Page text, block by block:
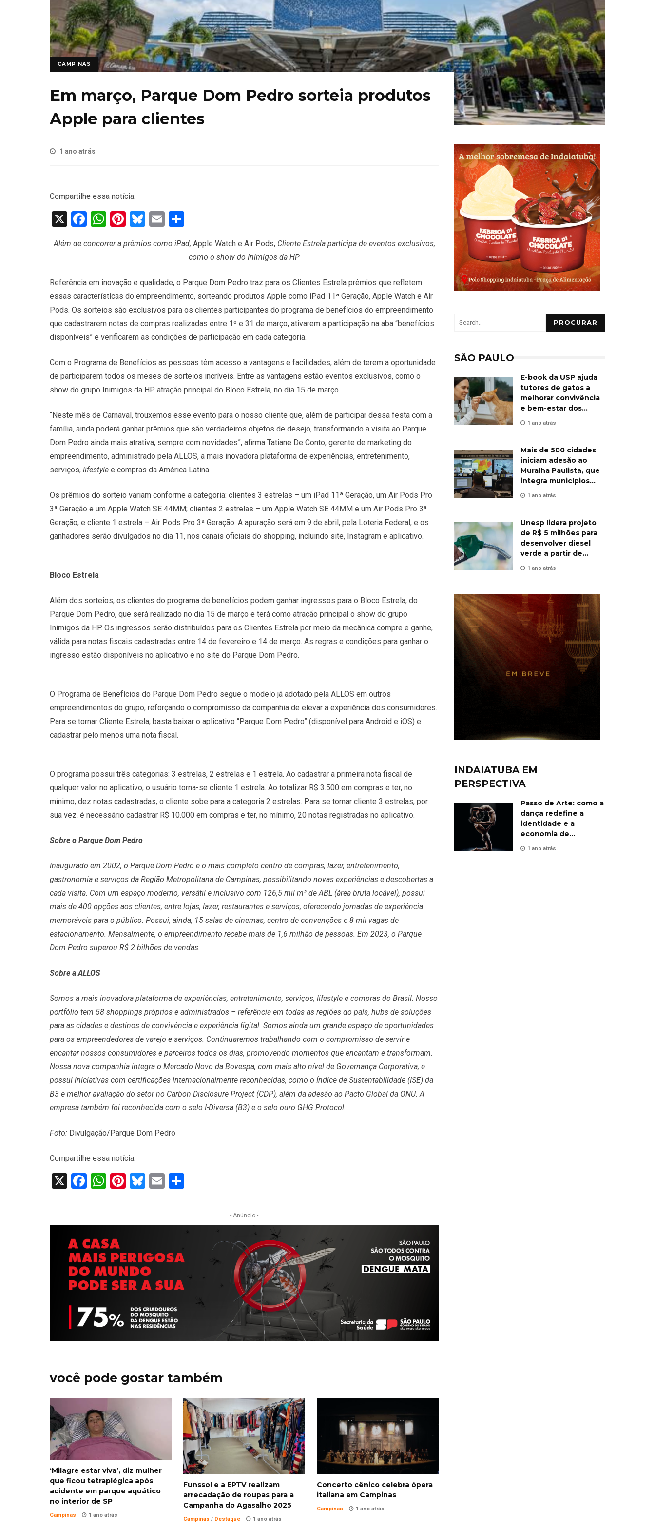
CAMPINAS
Em março, Parque Dom Pedro sorteia produtos
Apple para clientes
1 ano atrás
Compartilhe essa notícia:
X Facebook
WhatsApp
Pinterest
Bluesky
Email
Além de concorrer a prêmios como iPad, Apple Watch e Air Pods, Cliente Estrela participa de eventos exclusivos,
como o show do Inimigos da HP
Referência em inovação e qualidade, o Parque Dom Pedro traz para os Clientes Estrela prêmios que refletem
essas características do empreendimento, sorteando produtos Apple como iPad 11ª Geração, Apple Watch e Air
Pods. Os sorteios são exclusivos para os clientes participantes do programa de benefícios do empreendimento
que cadastrarem notas de compras realizadas entre 1º e 31 de março, ativarem a participação na aba “benefícios
disponíveis” e verificarem as condições de participação em cada categoria.
Com o Programa de Benefícios as pessoas têm acesso a vantagens e facilidades, além de terem a oportunidade
de participarem todos os meses de sorteios incríveis. Entre as vantagens estão eventos exclusivos, como o
show do grupo Inimigos da HP, atração principal do Bloco Estrela, no dia 15 de março.
“Neste mês de Carnaval, trouxemos esse evento para o nosso cliente que, além de participar dessa festa com a
família, ainda poderá ganhar prêmios que são verdadeiros objetos de desejo, transformando a visita ao Parque
Dom Pedro ainda mais atrativa, sempre com novidades”, afirma Tatiane De Conto, gerente de marketing do
empreendimento, administrado pela ALLOS, a mais inovadora plataforma de experiências, entretenimento,
serviços, lifestyle e compras da América Latina.
Os prêmios do sorteio variam conforme a categoria: clientes 3 estrelas – um iPad 11ª Geração, um Air Pods Pro
3ª Geração e um Apple Watch SE 44MM; clientes 2 estrelas – um Apple Watch SE 44MM e um Air Pods Pro 3ª
Geração; e cliente 1 estrela – Air Pods Pro 3ª Geração. A apuração será em 9 de abril, pela Loteria Federal, e os
ganhadores serão divulgados no dia 11, nos canais oficiais do shopping, incluindo site, Instagram e aplicativo.
Bloco Estrela
Além dos sorteios, os clientes do programa de benefícios podem ganhar ingressos para o Bloco Estrela, do
Parque Dom Pedro, que será realizado no dia 15 de março e terá como atração principal o show do grupo
Inimigos da HP. Os ingressos serão distribuídos para os Clientes Estrela por meio da mecânica compre e ganhe,
válida para notas fiscais cadastradas entre 14 de fevereiro e 14 de março. As regras e condições para ganhar o
ingresso estão disponíveis no aplicativo e no site do Parque Dom Pedro.
O Programa de Benefícios do Parque Dom Pedro segue o modelo já adotado pela ALLOS em outros
empreendimentos do grupo, reforçando o compromisso da companhia de elevar a experiência dos consumidores.
Para se tornar Cliente Estrela, basta baixar o aplicativo “Parque Dom Pedro” (disponível para Android e iOS) e
cadastrar pelo menos uma nota fiscal.
O programa possui três categorias: 3 estrelas, 2 estrelas e 1 estrela. Ao cadastrar a primeira nota fiscal de
qualquer valor no aplicativo, o usuário torna-se cliente 1 estrela. Ao totalizar R$ 3.500 em compras e ter, no
mínimo, dez notas cadastradas, o cliente sobe para a categoria 2 estrelas. Para se tornar cliente 3 estrelas, por
sua vez, é necessário cadastrar R$ 10.000 em compras e ter, no mínimo, 20 notas registradas no aplicativo.
Sobre o Parque Dom Pedro
Inaugurado em 2002, o Parque Dom Pedro é o mais completo centro de compras, lazer, entretenimento,
gastronomia e serviços da Região Metropolitana de Campinas, possibilitando novas experiências e descobertas a
cada visita. Com um espaço moderno, versátil e inclusivo com 126,5 mil m² de ABL (área bruta locável), possui
mais de 400 opções aos clientes, entre lojas, lazer, restaurantes e serviços, oferecendo jornadas de experiência
memoráveis para o público. Possui, ainda, 15 salas de cinemas, centro de convenções e 8 mil vagas de
estacionamento. Mensalmente, o empreendimento recebe mais de 1,6 milhão de pessoas. Em 2023, o Parque
Dom Pedro superou R$ 2 bilhões de vendas.
Sobre a ALLOS
Somos a mais inovadora plataforma de experiências, entretenimento, serviços, lifestyle e compras do Brasil. Nosso
portfólio tem 58 shoppings próprios e administrados – referência em todas as regiões do país, hubs de soluções
para as cidades e destinos de convivência e experiência fígital. Somos ainda um grande espaço de oportunidades
para os empreendedores de varejo e serviços. Continuaremos trabalhando com o compromisso de servir e
encantar nossos consumidores e parceiros todos os dias, promovendo momentos que encantam e transformam.
Nossa nova companhia integra o Mercado Novo da Bovespa, com mais alto nível de Governança Corporativa, e
possui iniciativas com certificações internacionalmente reconhecidas, como o Índice de Sustentabilidade (ISE) da
B3 e melhor avaliação do setor no Carbon Disclosure Project (CDP), além da adesão ao Pacto Global da ONU. A
empresa também foi reconhecida com o selo I-Diversa (B3) e o selo ouro GHG Protocol.
Foto: Divulgação/Parque Dom Pedro
Compartilhe essa notícia:
X Facebook
WhatsApp
Pinterest
Bluesky
Email
- Anúncio -
você pode gostar também
‘Milagre estar viva’, diz mulher
que ficou tetraplégica após
acidente em parque aquático
no interior de SP
Campinas 1 ano atrás
Funssol e a EPTV realizam
arrecadação de roupas para a
Campanha do Agasalho 2025
Campinas / Destaque 1 ano atrás
Concerto cênico celebra ópera
italiana em Campinas
Campinas 1 ano atrás
PROCURAR
SÃO PAULO
E-book da USP ajuda
tutores de gatos a
melhorar convivência
e bem-estar dos
animais
1 ano atrás
Mais de 500 cidades
iniciam adesão ao
Muralha Paulista, que
integra municípios
contra o crime
1 ano atrás
Unesp lidera projeto
de R$ 5 milhões para
desenvolver diesel
verde a partir de
biomassa
1 ano atrás
INDAIATUBA EM
PERSPECTIVA
Passo de Arte: como a
dança redefine a
identidade e a
economia de
Indaiatuba
1 ano atrás